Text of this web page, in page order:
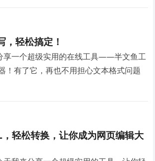
，轻松搞定！
享一个超级实用的在线工具——半文鱼工
！有了它，再也不用担心文本格式问题
轻松转换，让你成为网页编辑大